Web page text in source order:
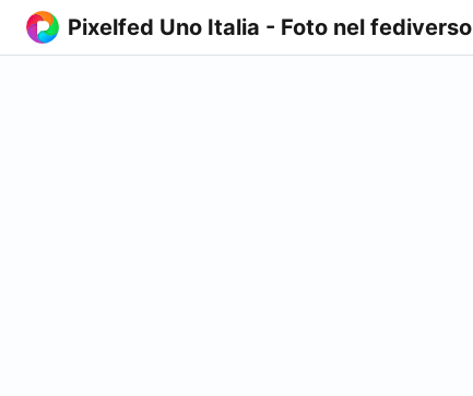
Pixelfed Uno Italia - Foto nel fediverso